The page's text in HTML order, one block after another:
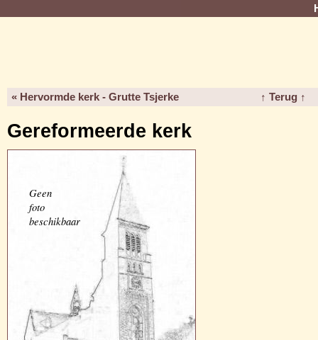
« Hervormde kerk - Grutte Tsjerke ↑ Terug ↑
Gereformeerde kerk
Geen
foto
beschikbaar